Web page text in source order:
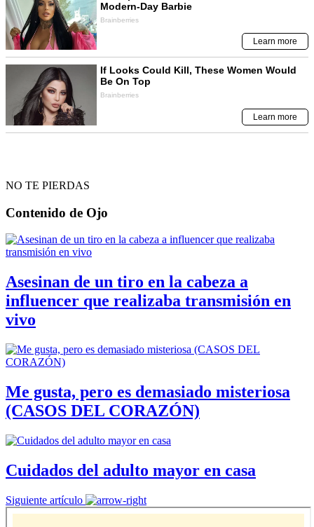
NO TE PIERDAS
Contenido de Ojo
Asesinan de un tiro en la cabeza a
influencer que realizaba transmisión en
vivo
Me gusta, pero es demasiado misteriosa
(CASOS DEL CORAZÓN)
Cuidados del adulto mayor en casa
Siguiente artículo